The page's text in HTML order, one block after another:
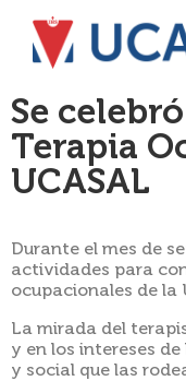
Se
Terapia
UCASAL
Durante el mes de
actividades para
ocupacionales de la
La mirada del
y en los intereses
y social que las